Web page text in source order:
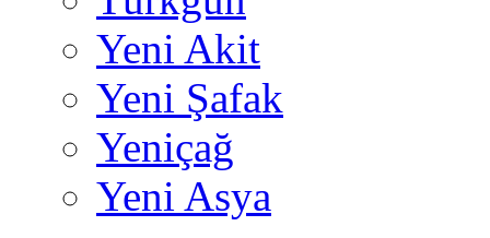
Yeni Akit
Yeni Şafak
Yeniçağ
Yeni Asya